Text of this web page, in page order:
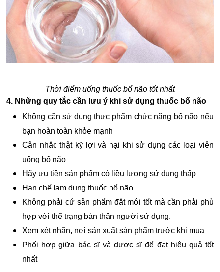
Thời điểm uống thuốc bổ não tốt nhất
4. Những quy tắc cần lưu ý khi sử dụng thuốc bổ não
Không cần sử dụng thực phẩm chức năng bổ não nếu
bạn hoàn toàn khỏe mạnh
Cân nhắc thật kỹ lợi và hại khi sử dụng các loại viên
uống bổ não
Hãy ưu tiên sản phẩm có liều lượng sử dụng thấp
Hạn chế lạm dụng thuốc bổ não
Không phải cứ sản phẩm đắt mới tốt mà cần phải phù
hợp với thể trạng bản thân người sử dụng.
Xem xét nhãn, nơi sản xuất sản phẩm trước khi mua
Phối hợp giữa bác sĩ và dược sĩ để đạt hiệu quả tốt
nhất